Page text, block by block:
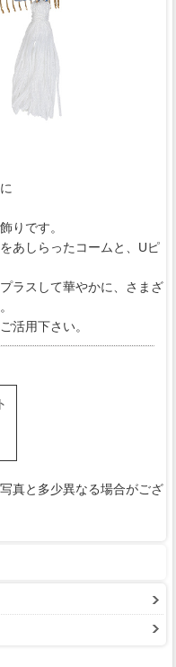
りです。
あしらったコームと、Uピ
ラスして華やかに、さまざ
活用下さい。
真と多少異なる場合がござ